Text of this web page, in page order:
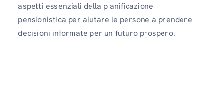
aspetti essenziali della pianificazione
pensionistica per aiutare le persone a prendere
decisioni informate per un futuro prospero.